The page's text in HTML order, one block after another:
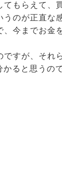
もらえて、
のが正直な
今までお金
すが、それ
ると思うの